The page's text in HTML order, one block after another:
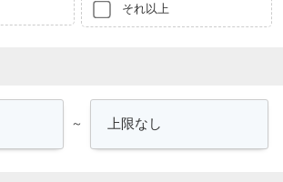
それ以上
～